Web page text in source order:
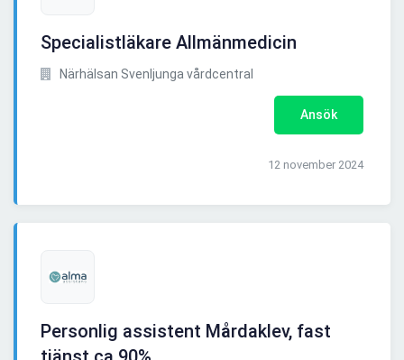
Specialistläkare Allmänmedicin
Närhälsan Svenljunga vårdcentral
Ansök
12 november 2024
Personlig assistent Mårdaklev, fast